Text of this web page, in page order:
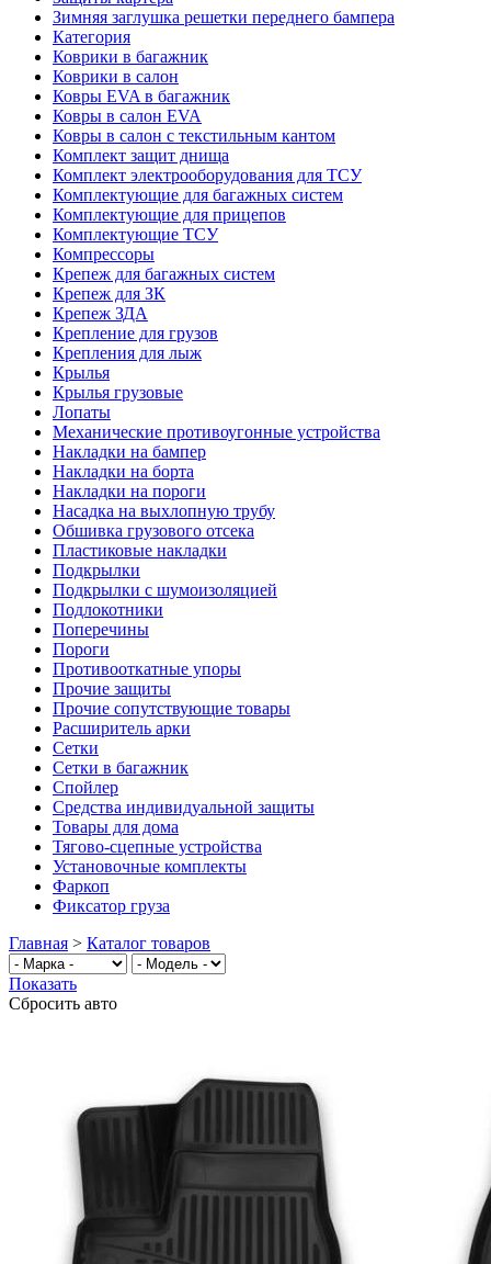
Зимняя заглушка решетки переднего бампера
Категория
Коврики в багажник
Коврики в салон
Ковры EVA в багажник
Ковры в салон EVA
Ковры в салон с текстильным кантом
Комплект защит днища
Комплект электрооборудования для ТСУ
Комплектующие для багажных систем
Комплектующие для прицепов
Комплектующие ТСУ
Компрессоры
Крепеж для багажных систем
Крепеж для ЗК
Крепеж ЗДА
Крепление для грузов
Крепления для лыж
Крылья
Крылья грузовые
Лопаты
Механические противоугонные устройства
Накладки на бампер
Накладки на борта
Накладки на пороги
Насадка на выхлопную трубу
Обшивка грузового отсека
Пластиковые накладки
Подкрылки
Подкрылки с шумоизоляцией
Подлокотники
Поперечины
Пороги
Противооткатные упоры
Прочие защиты
Прочие сопутствующие товары
Расширитель арки
Сетки
Сетки в багажник
Спойлер
Средства индивидуальной защиты
Товары для дома
Тягово-сцепные устройства
Установочные комплекты
Фаркоп
Фиксатор груза
Главная > Каталог товаров
Показать
Сбросить авто